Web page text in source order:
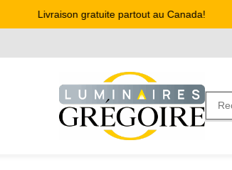
Livraison gratuite partout au Canada!